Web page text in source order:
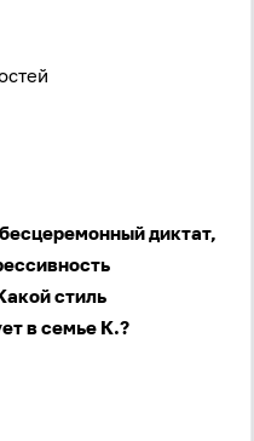
диктат,
стиль
в семье К.?